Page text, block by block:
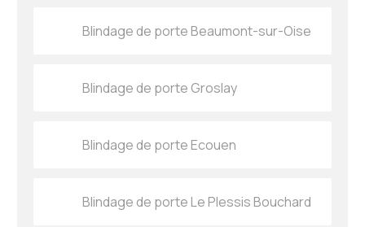
Blindage de porte Beaumont-sur-Oise
Blindage de porte Groslay
Blindage de porte Ecouen
Blindage de porte Le Plessis Bouchard